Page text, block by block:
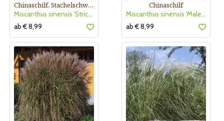
Chinaschilf, Stachelschweingras
Miscanthus sinensis 'Strictus'
ab € 8,99
Chinaschilf
Miscanthus sinensis 'Malepartus'
ab € 8,99